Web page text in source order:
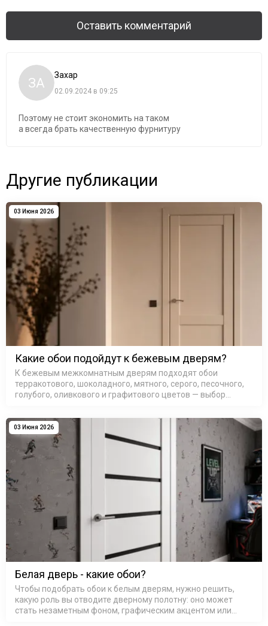
ЗА Захар
02.09.2024 в 09:25
Поэтому не стоит экономить на таком
а всегда брать качественную фурнитуру
Оставить комментарий
Другие публикации
03 Июня 2026
Какие обои подойдут к бежевым дверям?
К бежевым межкомнатным дверям подходят обои
терракотового, шоколадного, мятного, серого, песочного,
голубого, оливкового и графитового цветов — выбор
Бежевые межкомнатные д…
03 Июня 2026
Белая дверь - какие обои?
Чтобы подобрать обои к белым дверям, нужно решить,
какую роль вы отводите дверному полотну: оно может
стать незаметным фоном, графическим акцентом или